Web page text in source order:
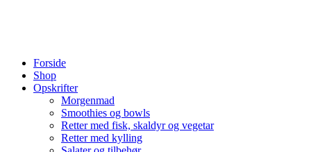
Forside
Shop
Opskrifter
Morgenmad
Smoothies og bowls
Retter med fisk, skaldyr og vegetar
Retter med kylling